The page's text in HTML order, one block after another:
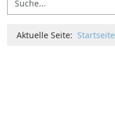
Aktuelle Seite: Startseite